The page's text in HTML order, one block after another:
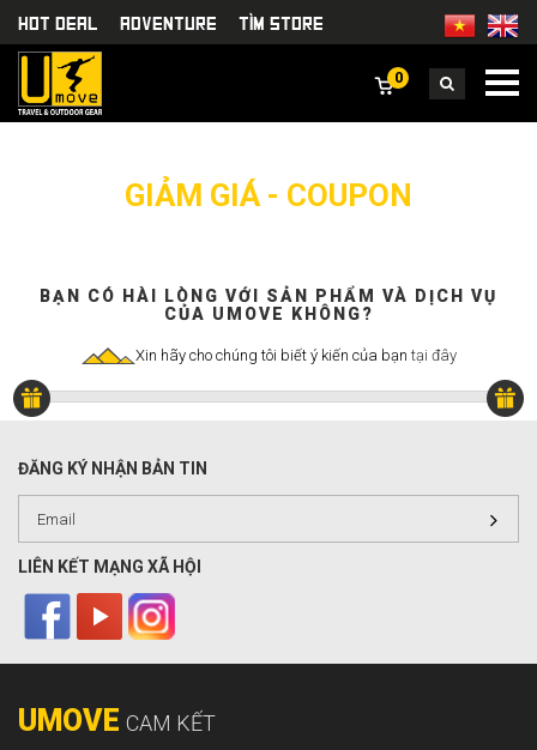
HOT DEAL Adventure TÌm Store
0
GIẢM GIÁ - COUPON
BẠN CÓ HÀI LÒNG VỚI SẢN PHẨM VÀ DỊCH VỤ
CỦA UMOVE KHÔNG?
Xin hãy cho chúng tôi biết ý kiến của bạn tại đây
ĐĂNG KÝ NHẬN BẢN TIN
LIÊN KẾT MẠNG XÃ HỘI
UMOVE CAM KẾT